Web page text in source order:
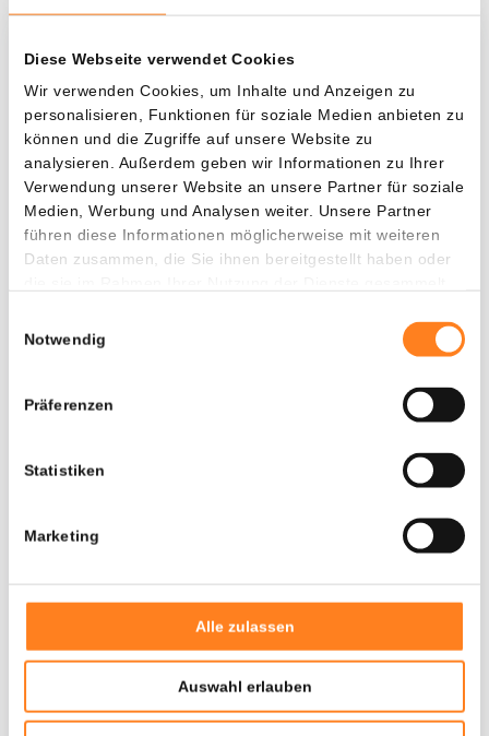
Diese Webseite verwendet Cookies
Wir verwenden Cookies, um Inhalte und Anzeigen zu
personalisieren, Funktionen für soziale Medien anbieten zu
können und die Zugriffe auf unsere Website zu
analysieren. Außerdem geben wir Informationen zu Ihrer
Verwendung unserer Website an unsere Partner für soziale
Medien, Werbung und Analysen weiter. Unsere Partner
führen diese Informationen möglicherweise mit weiteren
Daten zusammen, die Sie ihnen bereitgestellt haben oder
Notwendig
Präferenzen
Statistiken
Marketing
Alle zulassen
Auswahl erlauben
Was, wenn ich...?
Zie hoeveel waarde je vandaag zou hebben als
je dollar-cost averaging had toegepast op
verschillende cryptocurrencies.
Hätte investiert
$
Gesamtwert
$1.044,92
FürVaultBridge Bridged WBTC (Katana)haben wir